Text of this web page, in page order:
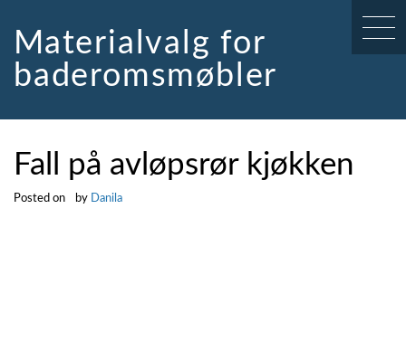
contentMaterialvalg for
baderomsmøbler
Fall på avløpsrør kjøkken
Posted on by Danila